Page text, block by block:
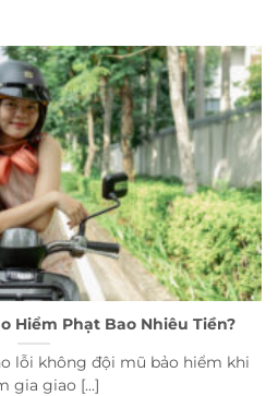
Hiểm Phạt Bao Nhiêu Tiền?
lỗi không đội mũ bảo hiểm khi
gia giao [...]